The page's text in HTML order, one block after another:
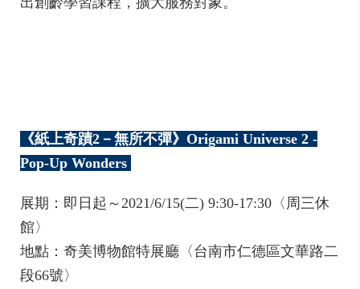
《紙上奇蹟2－無所不彈》Origami Universe 2 -
Pop-Up Wonders
展期：即日起～2021/6/15(二) 9:30-17:30〈周三休
館〉
地點：奇美博物館特展廳〈台南市仁德區文華路二
段66號〉